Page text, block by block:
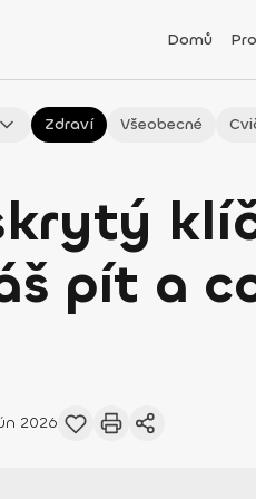
Domů
Zdraví Všeobecné
pít a
2026